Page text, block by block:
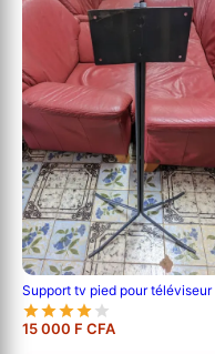
Support tv pied pour téléviseur
15 000 F CFA